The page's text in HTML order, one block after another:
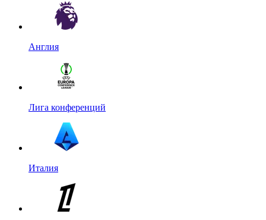
Англия
Лига конференций
Италия